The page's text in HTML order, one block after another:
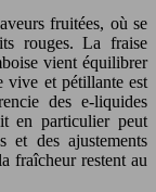
fruitées, où se
rouges. La fraise
vient équilibrer
vive et pétillante est
des e-liquides
en particulier peut
et des ajustements
fraîcheur restent au